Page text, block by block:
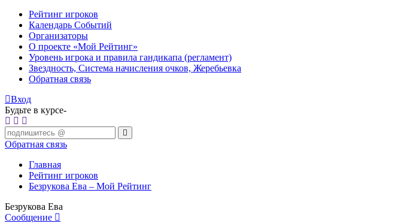
Рейтинг игроков
Календарь Событий
Организаторы
О проекте «Мой Рейтинг»
Уровень игрока и правила гандикапа (регламент)
Звездность, Система начисления очков, Жеребьевка
Обратная связь
Вход
Будьте в курсе-
Обратная связь
Главная
Рейтинг игроков
Безрукова Ева – Мой Рейтинг
Безрукова Ева
Сообщение